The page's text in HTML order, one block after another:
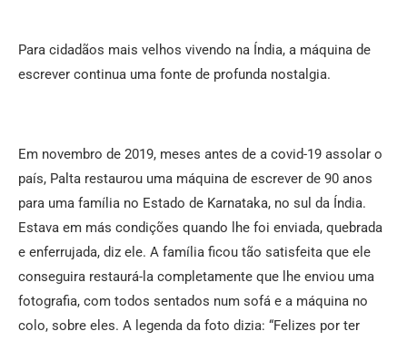
Para cidadãos mais velhos vivendo na Índia, a máquina de
escrever continua uma fonte de profunda nostalgia.
Em novembro de 2019, meses antes de a covid-19 assolar o
país, Palta restaurou uma máquina de escrever de 90 anos
para uma família no Estado de Karnataka, no sul da Índia.
Estava em más condições quando lhe foi enviada, quebrada
e enferrujada, diz ele. A família ficou tão satisfeita que ele
conseguira restaurá-la completamente que lhe enviou uma
fotografia, com todos sentados num sofá e a máquina no
colo, sobre eles. A legenda da foto dizia: “Felizes por ter